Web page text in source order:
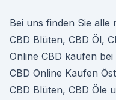
Bei uns finden Sie alle
CBD Blüten, CBD Öl,
Online CBD kaufen
CBD Online Kaufen
CBD Blüten, CBD Öle